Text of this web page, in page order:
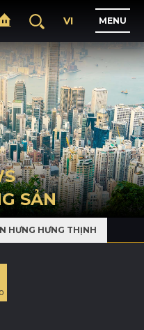
E
T
CT S
E
S
VI MENU
SẢN
HƯNG HƯNG THỊNH